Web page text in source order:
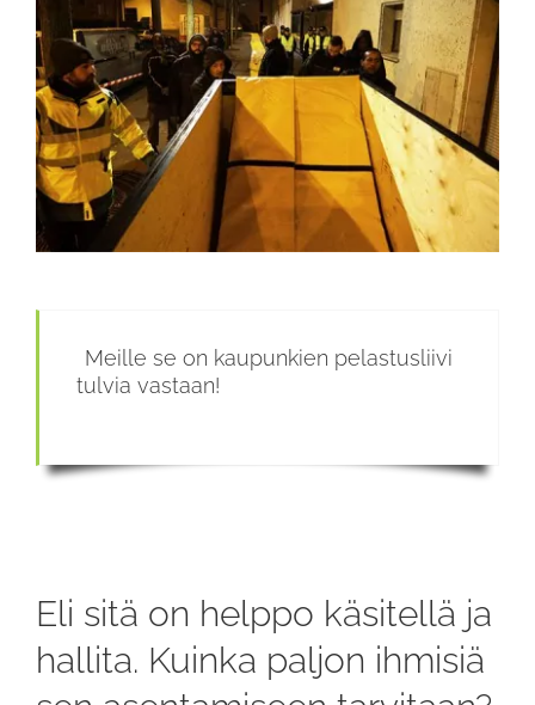
Meille se on kaupunkien pelastusliivi
tulvia vastaan!
Eli sitä on helppo käsitellä ja
hallita. Kuinka paljon ihmisiä